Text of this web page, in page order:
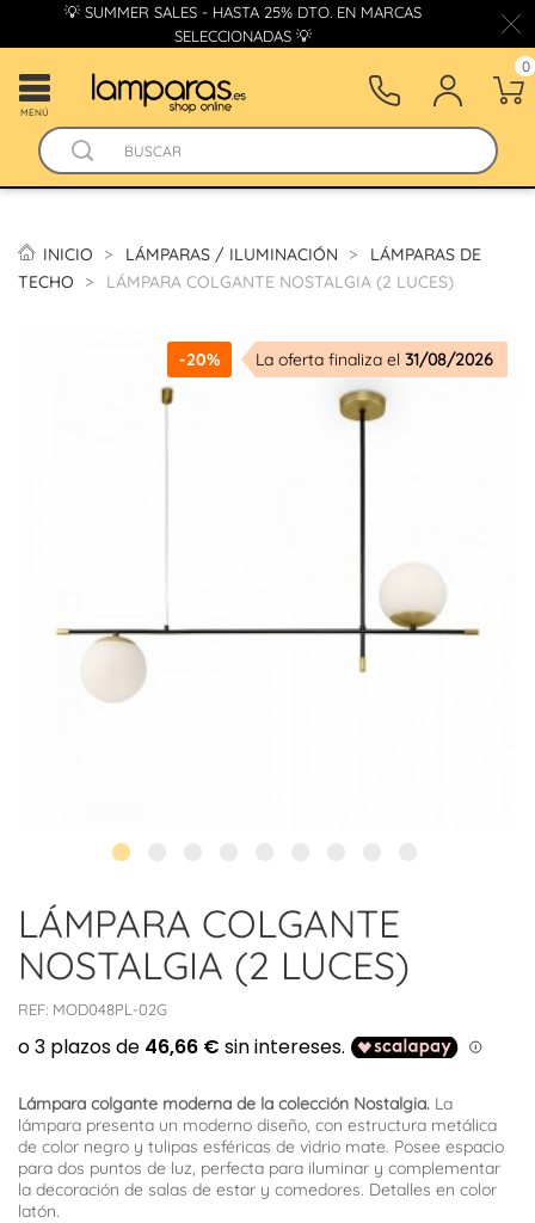
💡 SUMMER SALES - HASTA 25% DTO. EN MARCAS
SELECCIONADAS 💡
MENÚ
0
INICIO LÁMPARAS / ILUMINACIÓN
LÁMPARAS DE
TECHO
LÁMPARA COLGANTE NOSTALGIA (2 LUCES)
-20% La oferta finaliza el 31/08/2026
LÁMPARA COLGANTE
NOSTALGIA (2 LUCES)
REF: MOD048PL-02G
Lámpara colgante moderna de la colección Nostalgia. La
lámpara presenta un moderno diseño, con estructura metálica
de color negro y tulipas esféricas de vidrio mate. Posee espacio
para dos puntos de luz, perfecta para iluminar y complementar
la decoración de salas de estar y comedores. Detalles en color
latón.